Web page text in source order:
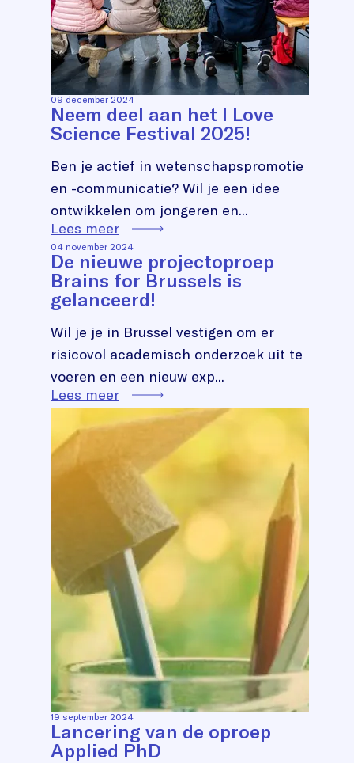
09 december 2024
Neem deel aan het I Love
Science Festival 2025!
Ben je actief in wetenschapspromotie
en -communicatie? Wil je een idee
ontwikkelen om jongeren en...
Lees meer
04 november 2024
De nieuwe projectoproep
Brains for Brussels is
gelanceerd!
Wil je je in Brussel vestigen om er
risicovol academisch onderzoek uit te
voeren en een nieuw exp...
Lees meer
19 september 2024
Lancering van de oproep
Applied PhD